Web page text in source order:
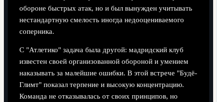
обороне быстрых атак, но и был вынужден учитывать
нестандартную смелость иногда недооцениваемого
соперника.
С "Атлетико" задача была другой: мадридский клуб
известен своей организованной обороной и умением
наказывать за малейшие ошибки. В этой встрече "Будё-
Глимт" показал терпение и высокую концентрацию.
Команда не отказывалась от своих принципов, но